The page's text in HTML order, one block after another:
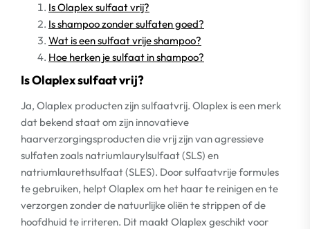
Is Olaplex sulfaat vrij?
Is shampoo zonder sulfaten goed?
Wat is een sulfaat vrije shampoo?
Hoe herken je sulfaat in shampoo?
Is Olaplex sulfaat vrij?
Ja, Olaplex producten zijn sulfaatvrij. Olaplex is een merk
dat bekend staat om zijn innovatieve
haarverzorgingsproducten die vrij zijn van agressieve
sulfaten zoals natriumlaurylsulfaat (SLS) en
natriumlaurethsulfaat (SLES). Door sulfaatvrije formules
te gebruiken, helpt Olaplex om het haar te reinigen en te
verzorgen zonder de natuurlijke oliën te strippen of de
hoofdhuid te irriteren. Dit maakt Olaplex geschikt voor